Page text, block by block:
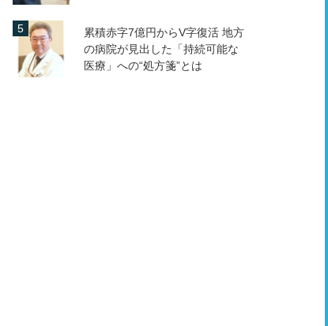
累積赤字7億円からV字復活 地方
の病院が見出した「持続可能な
医療」への“処方箋”とは